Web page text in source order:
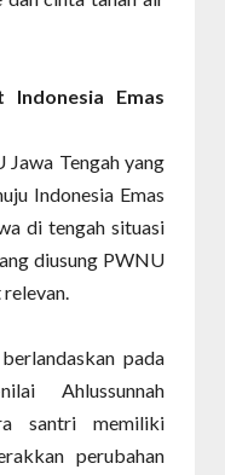
Indonesia Emas
Jawa Tengah yang
Indonesia Emas
di tengah situasi
diusung PWNU
relevan.
pada
Ahlussunnah
santri memiliki
perubahan